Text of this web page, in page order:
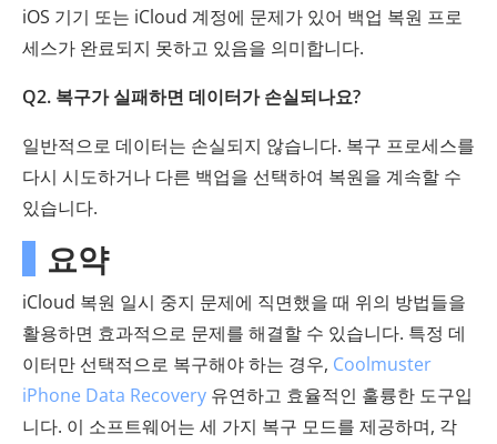
iOS 기기 또는 iCloud 계정에 문제가 있어 백업 복원 프로
세스가 완료되지 못하고 있음을 의미합니다.
Q2. 복구가 실패하면 데이터가 손실되나요?
일반적으로 데이터는 손실되지 않습니다. 복구 프로세스를
다시 시도하거나 다른 백업을 선택하여 복원을 계속할 수
있습니다.
요약
iCloud 복원 일시 중지 문제에 직면했을 때 위의 방법들을
활용하면 효과적으로 문제를 해결할 수 있습니다. 특정 데
이터만 선택적으로 복구해야 하는 경우, Coolmuster
iPhone Data Recovery 유연하고 효율적인 훌륭한 도구입
니다. 이 소프트웨어는 세 가지 복구 모드를 제공하며, 각